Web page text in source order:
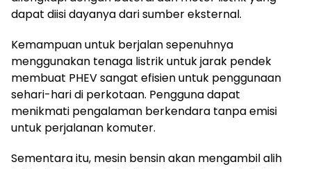
dapat diisi dayanya dari sumber eksternal.
Kemampuan untuk berjalan sepenuhnya
menggunakan tenaga listrik untuk jarak pendek
membuat PHEV sangat efisien untuk penggunaan
sehari-hari di perkotaan. Pengguna dapat
menikmati pengalaman berkendara tanpa emisi
untuk perjalanan komuter.
Sementara itu, mesin bensin akan mengambil alih